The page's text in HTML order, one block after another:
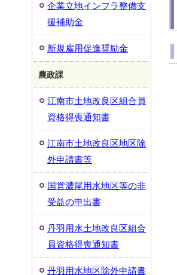
企業立地インフラ整備支
援補助金
新規雇用促進奨励金
農政課
江南市土地改良区組合員
資格得喪通知書
江南市土地改良区地区除
外申請書等
国営濃尾用水地区等の非
受益の申出書
丹羽用水土地改良区組合
員資格得喪通知書
丹羽用水地区除外申請書